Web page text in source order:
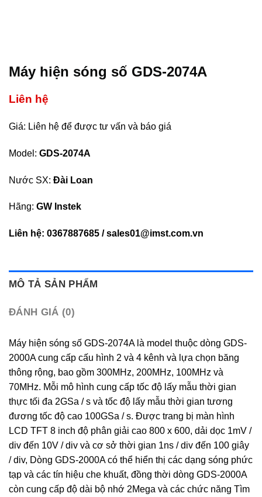
Máy hiện sóng số GDS-2074A
Liên hệ
Giá: Liên hệ để được tư vấn và báo giá
Model: GDS-2074A
Nước SX: Đài Loan
Hãng: GW Instek
Liên hệ: 0367887685 / sales01@imst.com.vn
MÔ TẢ SẢN PHẨM
ĐÁNH GIÁ (0)
Máy hiện sóng số GDS-2074A là model thuộc dòng GDS-
2000A cung cấp cấu hình 2 và 4 kênh và lựa chọn băng
thông rộng, bao gồm 300MHz, 200MHz, 100MHz và
70MHz. Mỗi mô hình cung cấp tốc độ lấy mẫu thời gian
thực tối đa 2GSa / s và tốc độ lấy mẫu thời gian tương
đương tốc độ cao 100GSa / s. Được trang bị màn hình
LCD TFT 8 inch độ phân giải cao 800 x 600, dải dọc 1mV /
div đến 10V / div và cơ sở thời gian 1ns / div đến 100 giây
/ div, Dòng GDS-2000A có thể hiển thị các dạng sóng phức
tạp và các tín hiệu che khuất, đồng thời dòng GDS-2000A
còn cung cấp độ dài bộ nhớ 2Mega và các chức năng Tìm